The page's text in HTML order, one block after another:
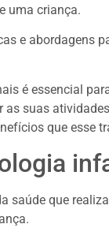
uma criança.
e abordagens
é essencial
suas
que esse
saúde que